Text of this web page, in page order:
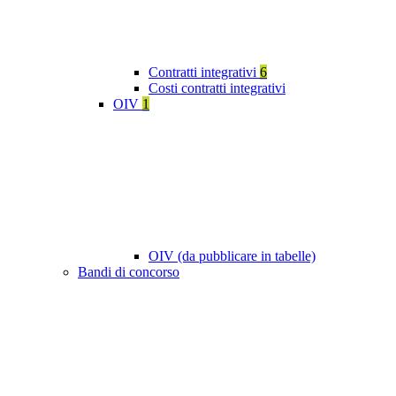
Contratti integrativi 6
Costi contratti integrativi
OIV 1
OIV (da pubblicare in tabelle)
Bandi di concorso